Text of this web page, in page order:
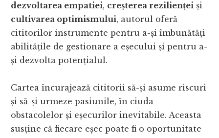
dezvoltarea empatiei, creșterea rezilienței și
cultivarea optimismului, autorul oferă
cititorilor instrumente pentru a-și îmbunătăți
abilitățile de gestionare a eșecului și pentru a-
și dezvolta potențialul.
Cartea încurajează cititorii să-și asume riscuri
și să-și urmeze pasiunile, în ciuda
obstacolelor și eșecurilor inevitabile. Aceasta
susține că fiecare eșec poate fi o oportunitate